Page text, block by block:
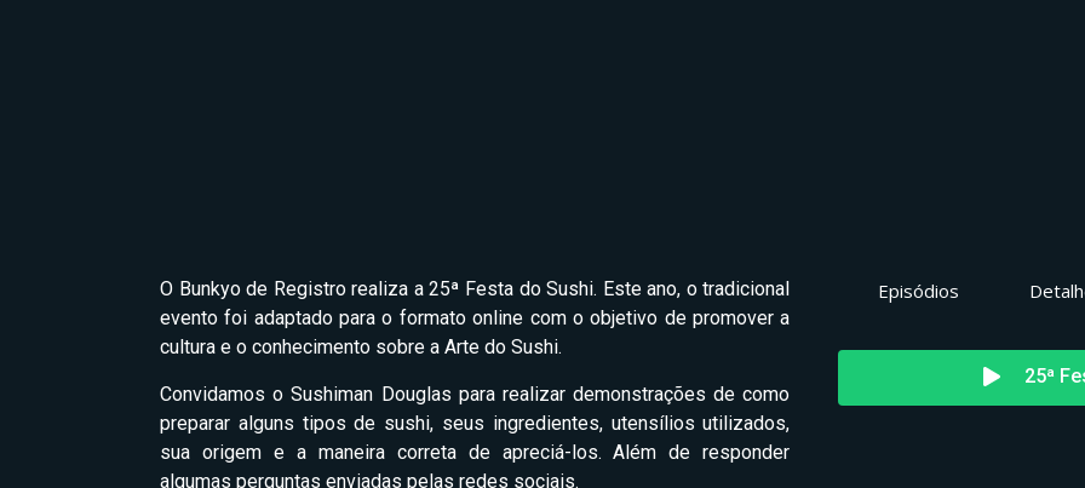
O Bunkyo de Registro realiza a 25ª Festa do Sushi. Este ano, o tradicional
evento foi adaptado para o formato online com o objetivo de promover a
cultura e o conhecimento sobre a Arte do Sushi.
Convidamos o Sushiman Douglas para realizar demonstrações de como
preparar alguns tipos de sushi, seus ingredientes, utensílios utilizados,
sua origem e a maneira correta de apreciá-los. Além de responder
algumas perguntas enviadas pelas redes sociais.
Episódios
25ª